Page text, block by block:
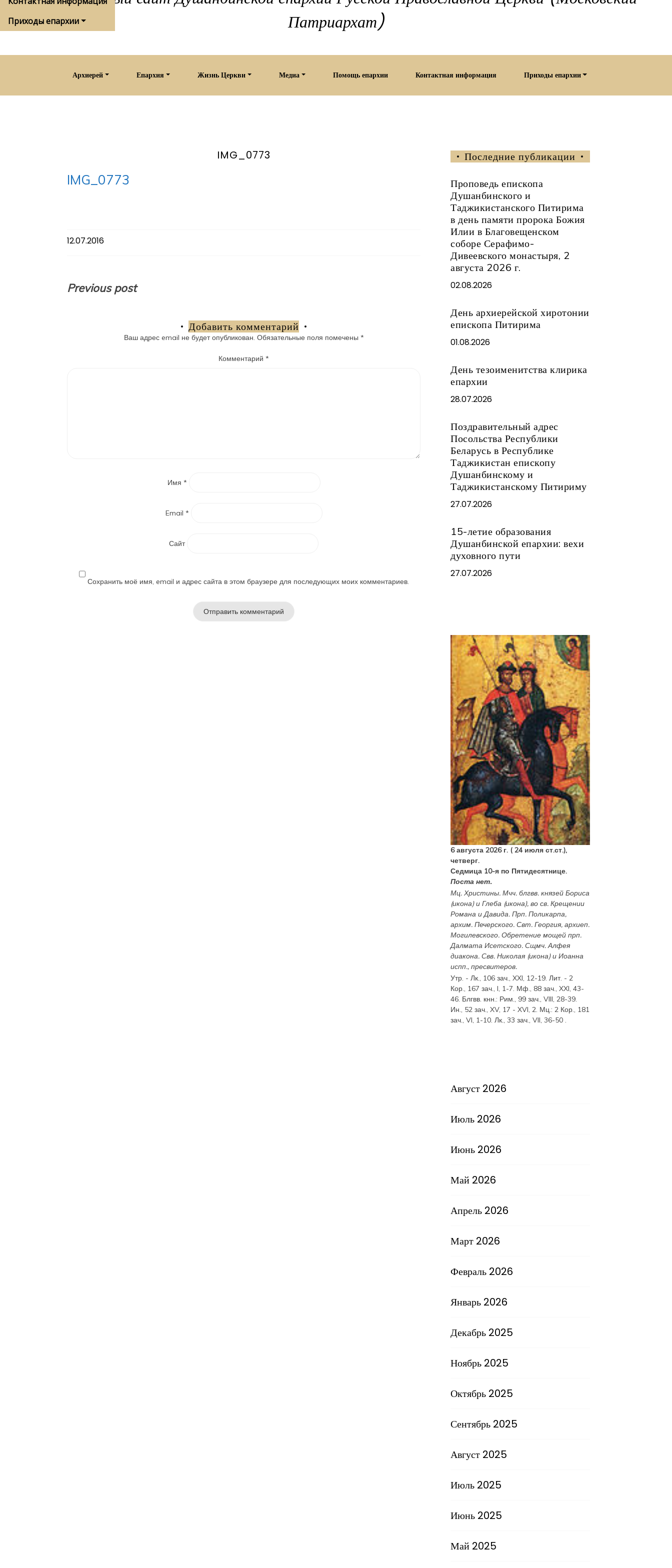
Патриархат)
Приходы епархии
Архиерей Епархия Жизнь Церкви Медиа Помощь епархии Контактная информация Приходы епархии
IMG_0773
IMG_0773
12.07.2016
Навигация
Previous post
Добавить комментарий
Ваш адрес email не будет опубликован. Обязательные поля помечены *
Комментарий*
Имя *
Email *
Сайт
Сохранить моё имя, email и адрес сайта в этом браузере для последующих моих комментариев.
Последние публикации
Проповедь епископа
Душанбинского и
Таджикистанского Питирима
в день памяти пророка Божия
Илии в Благовещенском
соборе Серафимо-
Дивеевского монастыря, 2
августа 2026 г.
02.08.2026
День архиерейской хиротонии
епископа Питирима
01.08.2026
День тезоименитства клирика
епархии
28.07.2026
Поздравительный адрес
Посольства Республики
Беларусь в Республике
Таджикистан епископу
Душанбинскому и
Таджикистанскому Питириму
27.07.2026
15-летие образования
Душанбинской епархии: вехи
духовного пути
27.07.2026
6 августа 2026 г. ( 24 июля ст.ст.),
четверг.
Седмица 10-я по Пятидесятнице.
Поста нет.
Мц.Христины. Мчч. блгвв. князейБориса
(икона) иГлеба (икона), во св. Крещении
Романа и Давида. Прп.Поликарпа,
архим. Печерского. Свт.Георгия, архиеп.
Могилевского. Обретение мощей прп.
Далмата Исетского. Сщмч.Алфея
диакона. Свв.Николая (икона) иИоанна
испп., пресвитеров.
Утр. -Лк., 106 зач., XXI, 12-19. Лит. -2
Кор., 167 зач., I, 1-7. Мф., 88 зач., XXI, 43-
46. Блгвв. кнн.: Рим., 99 зач., VIII, 28-39.
Ин., 52 зач., XV, 17 - XVI, 2. Мц.:2 Кор., 181
зач., VI, 1-10. Лк., 33 зач., VII, 36-50 .
Август 2026
Июль 2026
Июнь 2026
Май 2026
Апрель 2026
Март 2026
Февраль 2026
Январь 2026
Декабрь 2025
Ноябрь 2025
Октябрь 2025
Сентябрь 2025
Август 2025
Июль 2025
Июнь 2025
Май 2025